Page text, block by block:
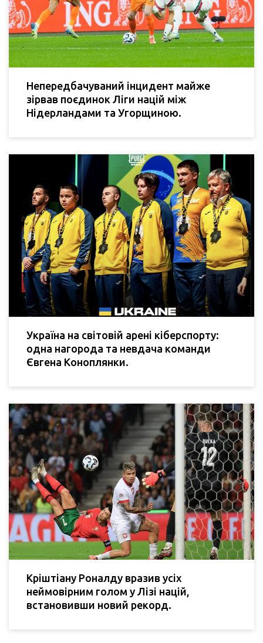
Непередбачуваний інцидент майже
зірвав поєдинок Ліги націй між
Нідерландами та Угорщиною.
Україна на світовій арені кіберспорту:
одна нагорода та невдача команди
Євгена Коноплянки.
Кріштіану Роналду вразив усіх
неймовірним голом у Лізі націй,
встановивши новий рекорд.